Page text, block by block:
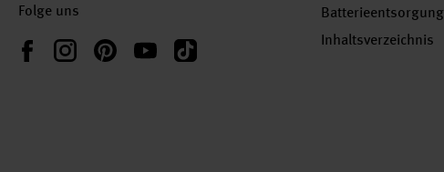
Folge uns
FacebookInstagramPinterestYouTubeTikTok
Batterieentsorgung
Inhaltsverzeichnis